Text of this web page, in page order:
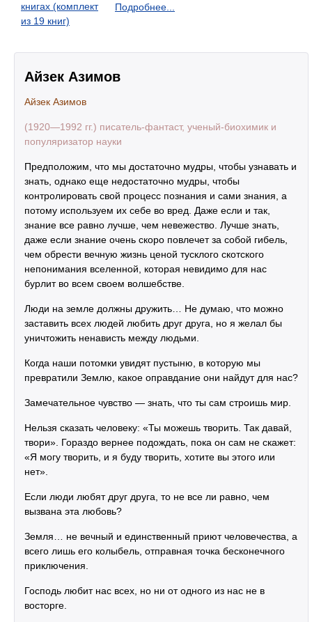
книгах (комплект
из 19 книг)
Подробнее...
Айзек Азимов
Айзек Азимов
(1920—1992 гг.) писатель-фантаст, ученый-биохимик и
популяризатор науки
Предположим, что мы достаточно мудры, чтобы узнавать и
знать, однако еще недостаточно мудры, чтобы
контролировать свой процесс познания и сами знания, а
потому используем их себе во вред. Даже если и так,
знание все равно лучше, чем невежество. Лучше знать,
даже если знание очень скоро повлечет за собой гибель,
чем обрести вечную жизнь ценой тусклого скотского
непонимания вселенной, которая невидимо для нас
бурлит во всем своем волшебстве.
Люди на земле должны дружить… Не думаю, что можно
заставить всех людей любить друг друга, но я желал бы
уничтожить ненависть между людьми.
Когда наши потомки увидят пустыню, в которую мы
превратили Землю, какое оправдание они найдут для нас?
Замечательное чувство — знать, что ты сам строишь мир.
Нельзя сказать человеку: «Ты можешь творить. Так давай,
твори». Гораздо вернее подождать, пока он сам не скажет:
«Я могу творить, и я буду творить, хотите вы этого или
нет».
Если люди любят друг друга, то не все ли равно, чем
вызвана эта любовь?
Земля… не вечный и единственный приют человечества, а
всего лишь его колыбель, отправная точка бесконечного
приключения.
Господь любит нас всех, но ни от одного из нас не в
восторге.